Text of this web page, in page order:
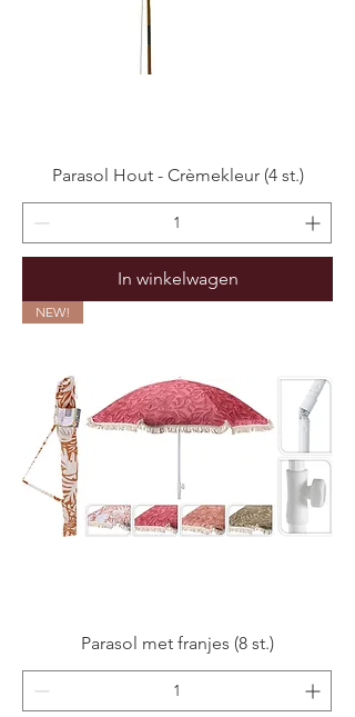
Parasol Hout - Crèmekleur (4 st.)
In winkelwagen
NEW!
Parasol met franjes (8 st.)